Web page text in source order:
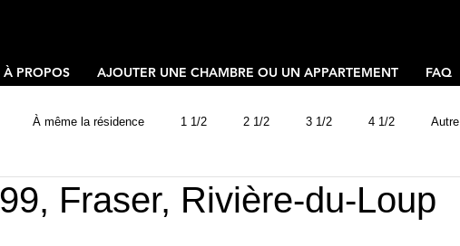
À PROPOS AJOUTER UNE CHAMBRE OU UN APPARTEMENT FAQ
À même la résidence 1 1/2 2 1/2 3 1/2 4 1/2 Autre
99, Fraser, Rivière-du-Loup